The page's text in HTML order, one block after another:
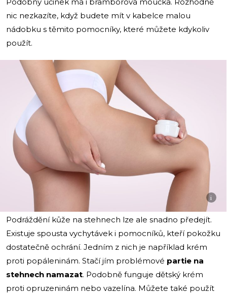
nic nezkazíte, když budete mít v kabelce malou
nádobku s těmito pomocníky, které můžete kdykoliv
použít.
i
Podráždění kůže na stehnech lze ale snadno předejít.
Existuje spousta vychytávek i pomocníků, kteří pokožku
dostatečně ochrání. Jedním z nich je například krém
proti popáleninám. Stačí jím problémové partie na
stehnech namazat. Podobně funguje dětský krém
proti opruzeninám nebo vazelína. Můžete také použít